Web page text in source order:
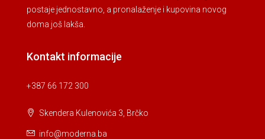
postaje jednostavno, a pronalaženje i kupovina novog
doma još lakša.
Kontakt informacije
+387 66 172 300
Skendera Kulenovića 3, Brčko
info@moderna.ba